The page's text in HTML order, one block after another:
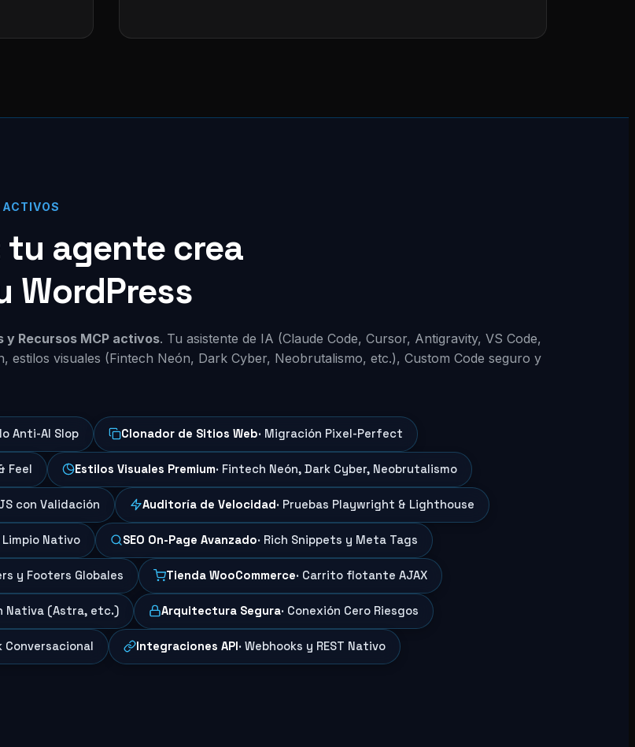
tu agente crea
WordPress
y Recursos MCP activos. Tu asistente de IA (Claude Code, Cursor, Antigravity, VS Code,
estilos visuales (Fintech Neón, Dark Cyber, Neobrutalismo, etc.), Custom Code seguro y
Anti-AI Slop Clonador de Sitios Web· Migración Pixel-Perfect
Feel Estilos Visuales Premium· Fintech Neón, Dark Cyber, Neobrutalismo
con Validación Auditoría de Velocidad· Pruebas Playwright & Lighthouse
Limpio Nativo SEO On-Page Avanzado· Rich Snippets y Meta Tags
y Footers Globales Tienda WooCommerce· Carrito flotante AJAX
Nativa (Astra, etc.) Arquitectura Segura· Conexión Cero Riesgos
Conversacional Integraciones API· Webhooks y REST Nativo